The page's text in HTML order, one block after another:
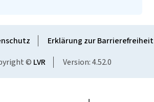
Erklärung zur Barrierefreiheit
© LVR Version: 4.52.0